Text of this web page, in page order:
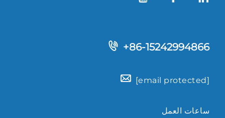
+86-15242994866
[email protected]
ساعات العمل